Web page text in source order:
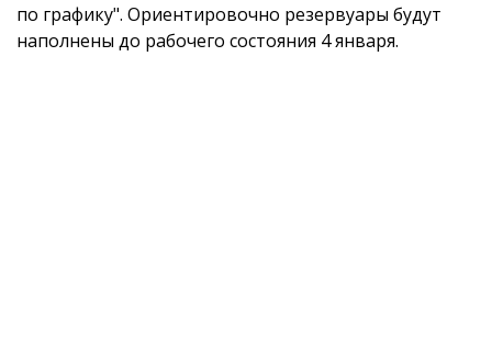
по графику". Ориентировочно резервуары будут
наполнены до рабочего состояния 4 января.